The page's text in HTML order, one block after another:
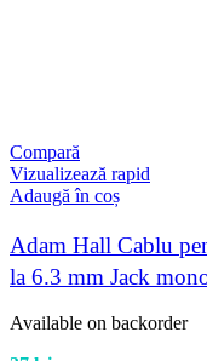
Compară
Vizualizează rapid
Adaugă în coș
Adam Hall Cablu
la 6.3 mm Jack
Available on backorder